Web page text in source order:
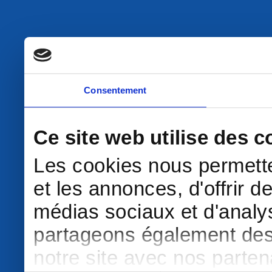
Consentement
Ce site web utilise des
Les cookies nous
et les annonces, d'offrir
médias sociaux et
partageons également
notre site avec nos